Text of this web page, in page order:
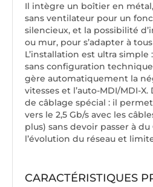
Il intègre un boîtier en
sans ventilateur pour un
silencieux, et la possibilité
ou mur, pour s’adapter à
L’installation est ultra
sans configuration
gère automatiquement la
vitesses et l’auto-MDI/MDI-
de câblage spécial : il
vers le 2,5 Gb/s avec les
plus) sans devoir passer à
l’évolution du réseau et
CARACTÉRISTIQUES